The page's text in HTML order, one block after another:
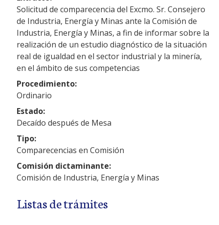
Solicitud de comparecencia del Excmo. Sr. Consejero
de Industria, Energía y Minas ante la Comisión de
Industria, Energía y Minas, a fin de informar sobre la
realización de un estudio diagnóstico de la situación
real de igualdad en el sector industrial y la minería,
en el ámbito de sus competencias
Procedimiento:
Ordinario
Estado:
Decaído después de Mesa
Tipo:
Comparecencias en Comisión
Comisión dictaminante:
Comisión de Industria, Energía y Minas
Listas de trámites